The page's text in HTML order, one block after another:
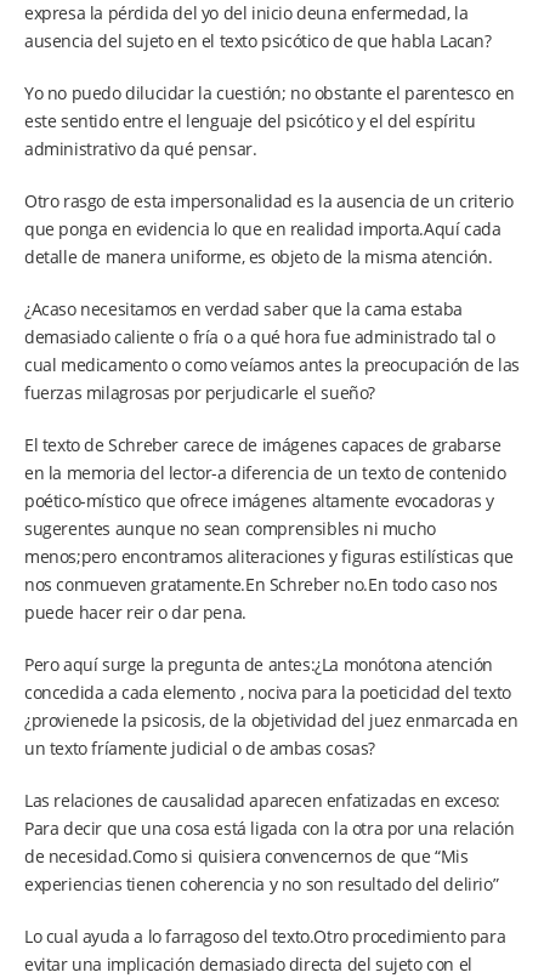
expresa la pérdida del yo del inicio deuna enfermedad, la
ausencia del sujeto en el texto psicótico de que habla Lacan?
Yo no puedo dilucidar la cuestión; no obstante el parentesco en
este sentido entre el lenguaje del psicótico y el del espíritu
administrativo da qué pensar.
Otro rasgo de esta impersonalidad es la ausencia de un criterio
que ponga en evidencia lo que en realidad importa.Aquí cada
detalle de manera uniforme, es objeto de la misma atención.
¿Acaso necesitamos en verdad saber que la cama estaba
demasiado caliente o fría o a qué hora fue administrado tal o
cual medicamento o como veíamos antes la preocupación de las
fuerzas milagrosas por perjudicarle el sueño?
El texto de Schreber carece de imágenes capaces de grabarse
en la memoria del lector-a diferencia de un texto de contenido
poético-místico que ofrece imágenes altamente evocadoras y
sugerentes aunque no sean comprensibles ni mucho
menos;pero encontramos aliteraciones y figuras estilísticas que
nos conmueven gratamente.En Schreber no.En todo caso nos
puede hacer reir o dar pena.
Pero aquí surge la pregunta de antes:¿La monótona atención
concedida a cada elemento , nociva para la poeticidad del texto
¿provienede la psicosis, de la objetividad del juez enmarcada en
un texto fríamente judicial o de ambas cosas?
Las relaciones de causalidad aparecen enfatizadas en exceso:
Para decir que una cosa está ligada con la otra por una relación
de necesidad.Como si quisiera convencernos de que “Mis
experiencias tienen coherencia y no son resultado del delirio”
Lo cual ayuda a lo farragoso del texto.Otro procedimiento para
evitar una implicación demasiado directa del sujeto con el